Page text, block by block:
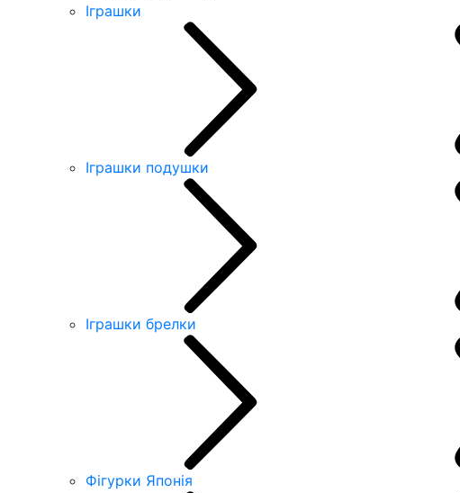
Іграшки
Іграшки подушки
Іграшки брелки
Фігурки Японія